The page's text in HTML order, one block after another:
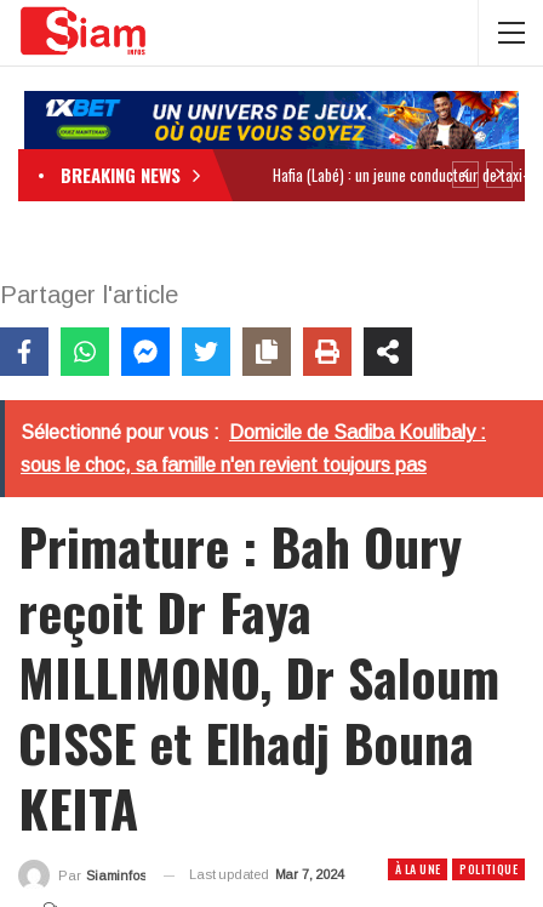
BREAKING NEWS
Partager l'article
Sélectionné pour vous :
Domicile de Sadiba Koulibaly :
sous le choc, sa famille n'en revient toujours pas
Primature : Bah Oury
reçoit Dr Faya
MILLIMONO, Dr Saloum
CISSE et Elhadj Bouna
KEITA
À LA UNE POLITIQUE
Par Siaminfos Last updated Mar 7, 2024